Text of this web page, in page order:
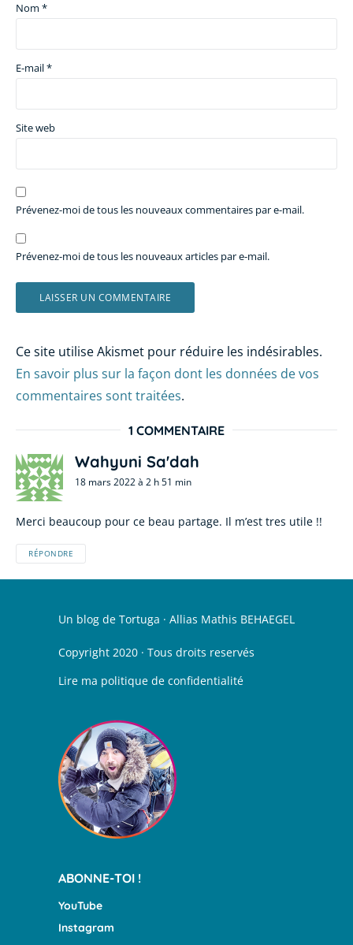
Nom *
E-mail*
Site web
Prévenez-moi de tous les nouveaux commentaires par e-mail.
Prévenez-moi de tous les nouveaux articles par e-mail.
Ce site utilise Akismet pour réduire les indésirables.
En savoir plus sur la façon dont les données de vos
commentaires sont traitées.
1 COMMENTAIRE
Wahyuni Sa'dah
18 mars 2022 à 2 h 51 min
Merci beaucoup pour ce beau partage. Il m’est tres utile !!
RÉPONDRE
Un blog de Tortuga · Allias Mathis BEHAEGEL
Copyright 2020 · Tous droits reservés
Lire ma politique de confidentialité
ABONNE-TOI !
YouTube
Instagram